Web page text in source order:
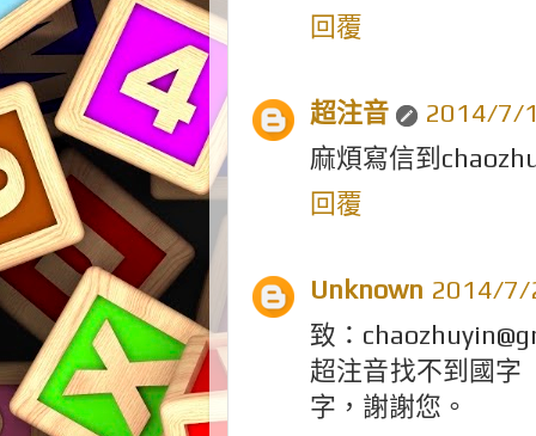
回覆
超注音
2014/7/
麻煩寫信到
回覆
Unknown 2014/7/
致：
超注音找不到國字
字，謝謝您。